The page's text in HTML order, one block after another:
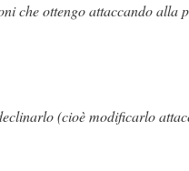
che ottengo attaccando alla
(cioè modificarlo